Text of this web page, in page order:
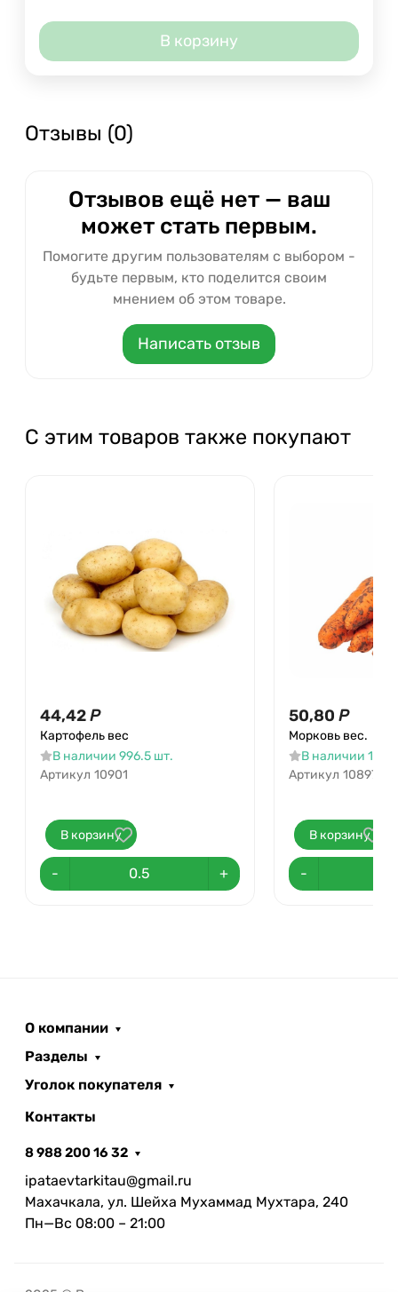
В корзину
Отзывы (0)
Отзывов ещё нет — ваш
может стать первым.
Помогите другим пользователям с выбором -
будьте первым, кто поделится своим
мнением об этом товаре.
Написать отзыв
С этим товаров также покупают
44,42Р
Картофель вес
В наличии 996.5 шт.
Артикул 10901
В корзину
- +
50,80 Р
Морковь вес.
В наличии
Артикул 10897
В корзину
-
О компании
Разделы
Уголок покупателя
Контакты
8 988 200 16 32
ipataevtarkitau@gmail.ru
Махачкала, ул. Шейха Мухаммад Мухтара, 240
Пн—Вс 08:00 – 21:00